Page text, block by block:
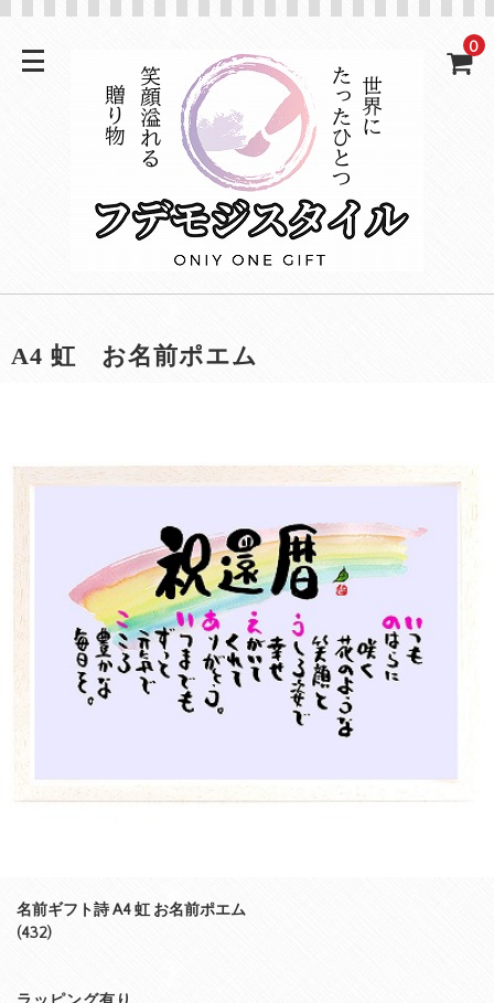
0
A4 虹 お名前ポエム
名前ギフト詩 A4 虹 お名前ポエム
(432)